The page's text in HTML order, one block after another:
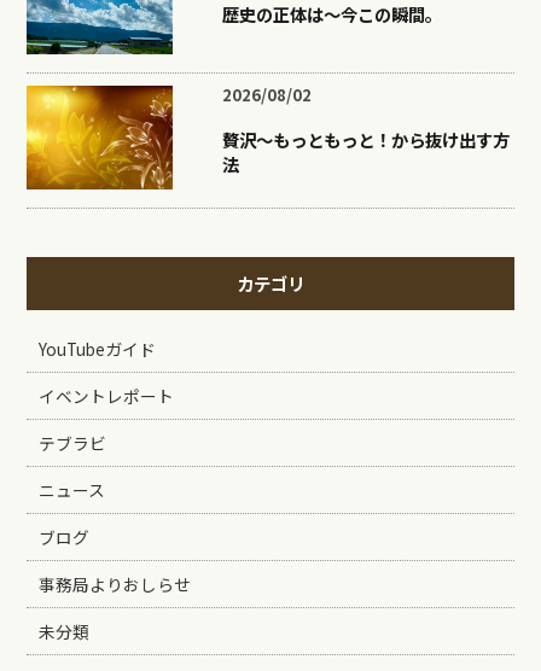
歴史の正体は〜今この瞬間。
2026/08/02
贅沢〜もっともっと！から抜け出す方
法
カテゴリ
YouTubeガイド
イベントレポート
テブラビ
ニュース
ブログ
事務局よりおしらせ
未分類